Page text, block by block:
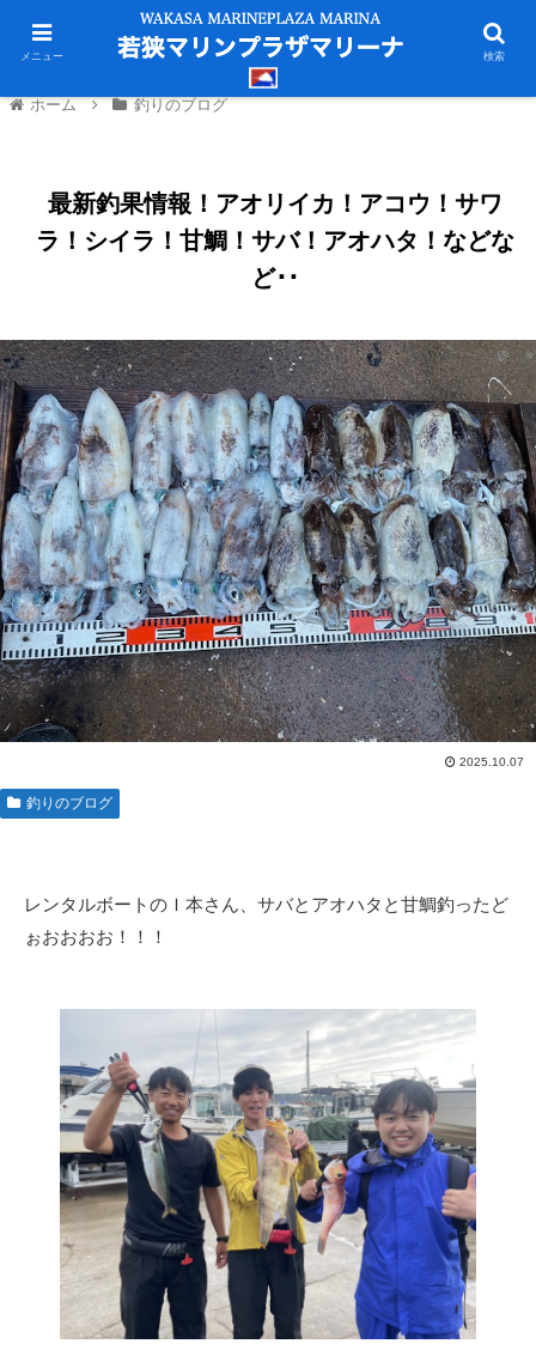
ホーム 釣りのブログ
最新釣果情報！アオリイカ！アコウ！サワ
ラ！シイラ！甘鯛！サバ！アオハタ！などな
ど･･
2025.10.07
釣りのブログ
レンタルボートのＩ本さん、サバとアオハタと甘鯛釣ったど
ぉおおおお！！！
メニュー 検索